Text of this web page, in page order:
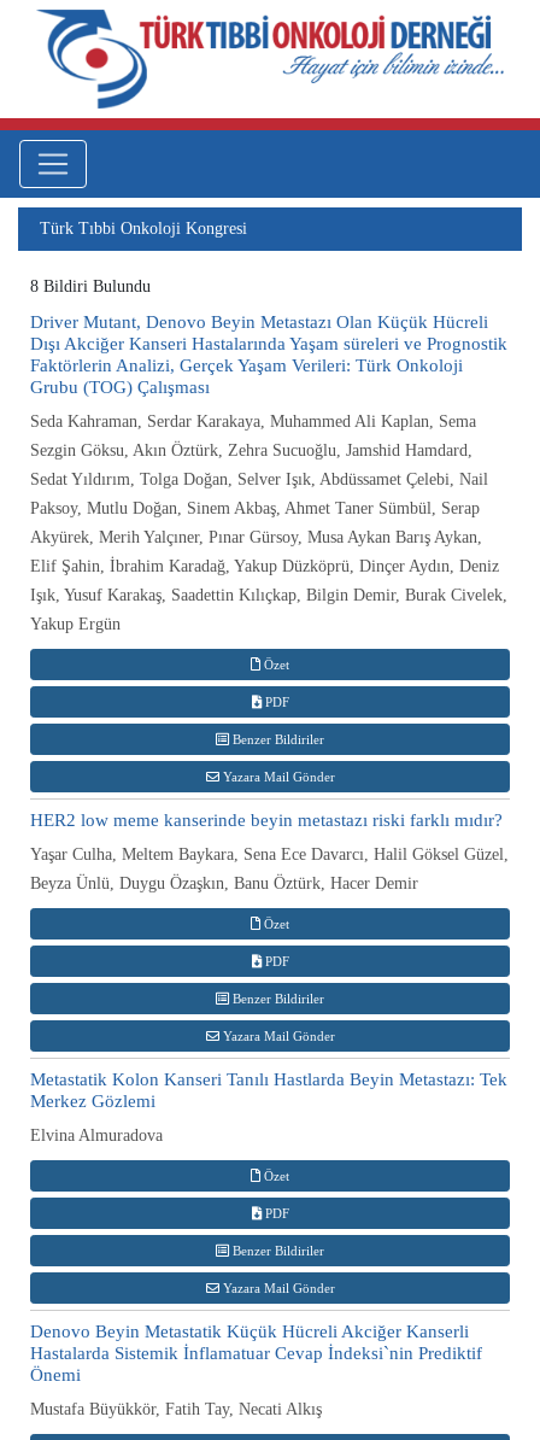
Türk Tıbbi Onkoloji Kongresi
8 Bildiri Bulundu
Driver Mutant, Denovo Beyin Metastazı Olan Küçük Hücreli
Dışı Akciğer Kanseri Hastalarında Yaşam süreleri ve Prognostik
Faktörlerin Analizi, Gerçek Yaşam Verileri: Türk Onkoloji
Grubu (TOG) Çalışması
Seda Kahraman, Serdar Karakaya, Muhammed Ali Kaplan, Sema
Sezgin Göksu, Akın Öztürk, Zehra Sucuoğlu, Jamshid Hamdard,
Sedat Yıldırım, Tolga Doğan, Selver Işık, Abdüssamet Çelebi, Nail
Paksoy, Mutlu Doğan, Sinem Akbaş, Ahmet Taner Sümbül, Serap
Akyürek, Merih Yalçıner, Pınar Gürsoy, Musa Aykan Barış Aykan,
Elif Şahin, İbrahim Karadağ, Yakup Düzköprü, Dinçer Aydın, Deniz
Işık, Yusuf Karakaş, Saadettin Kılıçkap, Bilgin Demir, Burak Civelek,
Yakup Ergün
Özet
PDF
Benzer Bildiriler
Yazara Mail Gönder
HER2 low meme kanserinde beyin metastazı riski farklı mıdır?
Yaşar Culha, Meltem Baykara, Sena Ece Davarcı, Halil Göksel Güzel,
Beyza Ünlü, Duygu Özaşkın, Banu Öztürk, Hacer Demir
Özet
PDF
Benzer Bildiriler
Yazara Mail Gönder
Metastatik Kolon Kanseri Tanılı Hastlarda Beyin Metastazı: Tek
Merkez Gözlemi
Elvina Almuradova
Özet
PDF
Benzer Bildiriler
Yazara Mail Gönder
Denovo Beyin Metastatik Küçük Hücreli Akciğer Kanserli
Hastalarda Sistemik İnflamatuar Cevap İndeksi`nin Prediktif
Önemi
Mustafa Büyükkör, Fatih Tay, Necati Alkış